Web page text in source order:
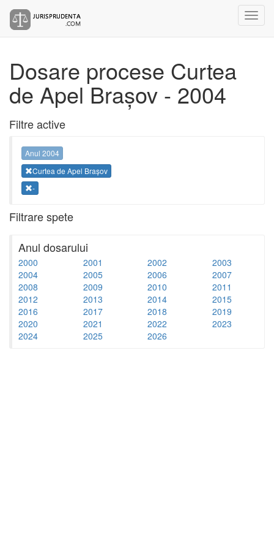
Dosare procese Curtea
de Apel Brașov - 2004
Filtre active
Anul 2004
Curtea de Apel Brașov
-
Filtrare spete
Anul dosarului
2000 2001 2002
2003
2004
2005 2006
2007
2008
2009 2010
2011
2012
2013 2014
2015
2016
2017 2018
2019
2020
2021 2022
2023
2024
2025 2026